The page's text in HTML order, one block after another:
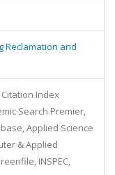
Reclamation and
Citation Index
Search Premier,
Applied Science
& Applied
INSPEC,